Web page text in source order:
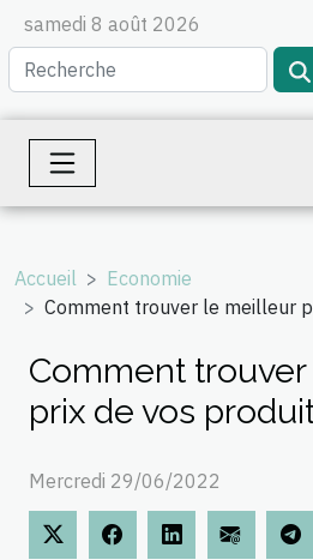
samedi 8 août 2026
Accueil
Economie
Comment trouver le meilleur
Comment
prix de vos
Mercredi 29/06/2022